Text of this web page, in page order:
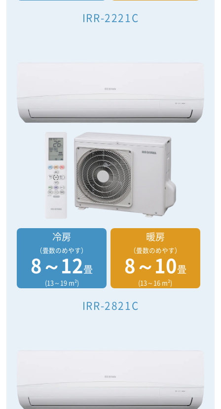
IRR-2221C
冷房
（畳数のめやす）
8～12畳
(13～19 m²)
暖房
（畳数のめやす）
8～10畳
(13～16 m²)
IRR-2821C